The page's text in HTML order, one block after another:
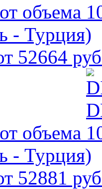
объема
- Турция)
52664
объема
- Турция)
52881